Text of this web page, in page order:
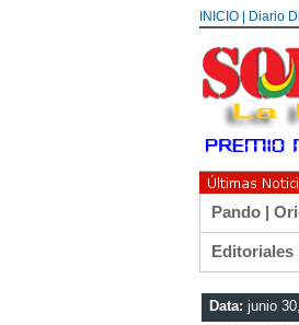
INICIO | Diario
Pando |
Editoriales
Data: junio